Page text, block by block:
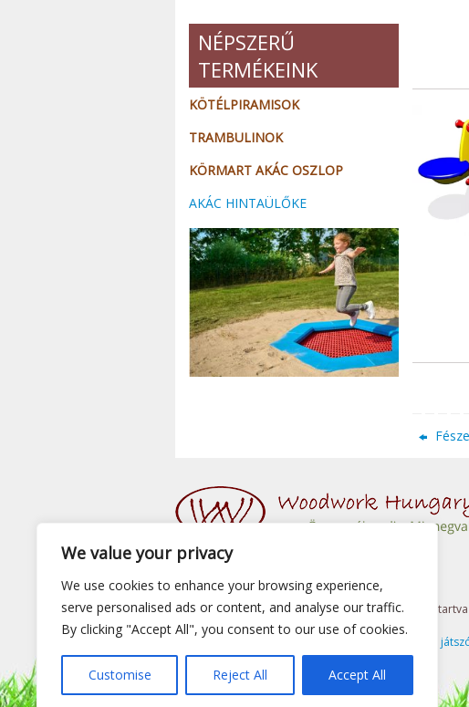
We value your privacy
We use cookies to enhance your browsing experience,
serve personalised ads or content, and analyse our traffic.
By clicking "Accept All", you consent to our use of cookies.
Customise Reject All Accept All
NÉPSZERŰ
TERMÉKEINK
KÖTÉLPIRAMISOK
TRAMBULINOK
KÖRMART AKÁC OSZLOP
AKÁC HINTAÜLŐKE
© 2015 Woodwork Hungary Kft. - Minden Jog Fenntartva
Készítette:Webshopguru.hu
Játszótéri eszközök
Felnőtt